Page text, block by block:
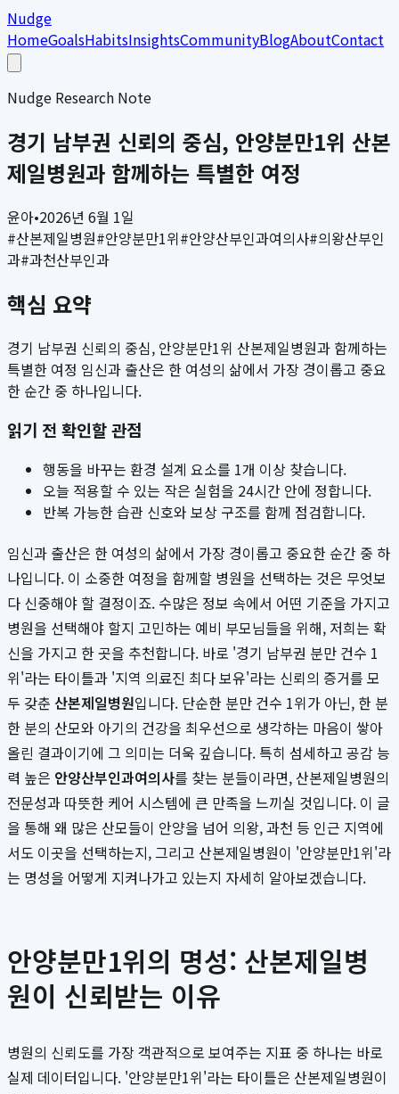
Nudge
HomeGoalsHabitsInsightsCommunityBlogAboutContact
Nudge Research Note
경기 남부권 신뢰의 중심, 안양분만1위 산본
제일병원과 함께하는 특별한 여정
윤아•2026년 6월 1일
#산본제일병원#안양분만1위#안양산부인과여의사#의왕산부인
과#과천산부인과
핵심 요약
경기 남부권 신뢰의 중심, 안양분만1위 산본제일병원과 함께하는
특별한 여정 임신과 출산은 한 여성의 삶에서 가장 경이롭고 중요
한 순간 중 하나입니다.
읽기 전 확인할 관점
행동을 바꾸는 환경 설계 요소를 1개 이상 찾습니다.
오늘 적용할 수 있는 작은 실험을 24시간 안에 정합니다.
반복 가능한 습관 신호와 보상 구조를 함께 점검합니다.
임신과 출산은 한 여성의 삶에서 가장 경이롭고 중요한 순간 중 하
나입니다. 이 소중한 여정을 함께할 병원을 선택하는 것은 무엇보
다 신중해야 할 결정이죠. 수많은 정보 속에서 어떤 기준을 가지고
병원을 선택해야 할지 고민하는 예비 부모님들을 위해, 저희는 확
신을 가지고 한 곳을 추천합니다. 바로 '경기 남부권 분만 건수 1
위'라는 타이틀과 '지역 의료진 최다 보유'라는 신뢰의 증거를 모
두 갖춘 산본제일병원입니다. 단순한 분만 건수 1위가 아닌, 한 분
한 분의 산모와 아기의 건강을 최우선으로 생각하는 마음이 쌓아
올린 결과이기에 그 의미는 더욱 깊습니다. 특히 섬세하고 공감 능
력 높은 안양산부인과여의사를 찾는 분들이라면, 산본제일병원의
전문성과 따뜻한 케어 시스템에 큰 만족을 느끼실 것입니다. 이 글
을 통해 왜 많은 산모들이 안양을 넘어 의왕, 과천 등 인근 지역에
서도 이곳을 선택하는지, 그리고 산본제일병원이 '안양분만1위'라
는 명성을 어떻게 지켜나가고 있는지 자세히 알아보겠습니다.
안양분만1위의 명성: 산본제일병
원이 신뢰받는 이유
병원의 신뢰도를 가장 객관적으로 보여주는 지표 중 하나는 바로
실제 데이터입니다. '안양분만1위'라는 타이틀은 산본제일병원이